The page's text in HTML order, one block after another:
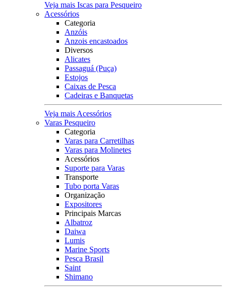
Veja mais Iscas para Pesqueiro
Acessórios
Categoria
Anzóis
Anzois encastoados
Diversos
Alicates
Passaguá (Puça)
Estojos
Caixas de Pesca
Cadeiras e Banquetas
Veja mais Acessórios
Varas Pesqueiro
Categoria
Varas para Carretilhas
Varas para Molinetes
Acessórios
Suporte para Varas
Transporte
Tubo porta Varas
Organização
Expositores
Principais Marcas
Albatroz
Daiwa
Lumis
Marine Sports
Pesca Brasil
Saint
Shimano